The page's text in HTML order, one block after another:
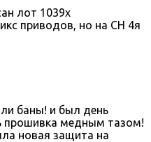
лот 1039x
приводов, но на СН 4я
баны! и был день
прошивка медным тазом!
новая защита на